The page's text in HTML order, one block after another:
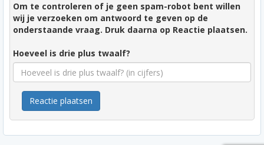
Om te controleren of je geen spam-robot bent willen
wij je verzoeken om antwoord te geven op de
onderstaande vraag. Druk daarna op Reactie plaatsen.
Hoeveel is drie plus twaalf?
Reactie plaatsen